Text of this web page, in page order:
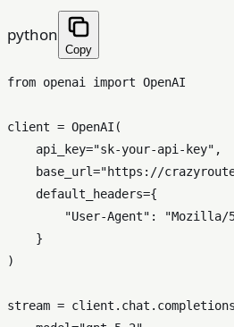
python
Copy
from openai import OpenAI
client = OpenAI(
    api_key=
"sk-your-api-key" ,
    base_url=
"https://
    default_headers={
"User-Agent" :
"Mozilla/
    }
)
stream =